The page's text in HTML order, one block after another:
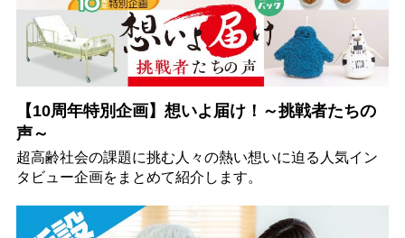
【10周年特別企画】想いよ届け！～挑戦者たちの
声～
超高齢社会の課題に挑む人々の熱い想いに迫る人気イン
タビュー企画をまとめて紹介します。